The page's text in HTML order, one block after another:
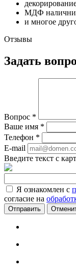
МДФ
и многое
Отзывы
Задать
Вопрос *
Ваше имя *
Телефон *
E-mail
Введите текст с
Я ознакомлен с
согласие на